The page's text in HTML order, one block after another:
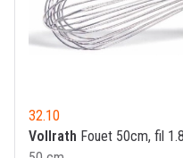
32.10
Vollrath Fouet 50cm, fil